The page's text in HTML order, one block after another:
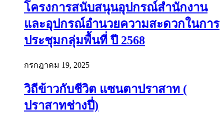
โครงการสนับสนุนอุปกรณ์สำนักงาน
และอุปกรณ์อำนวยความสะดวกในการ
ประชุมกลุ่มพื้นที่ ปี 2568
กรกฎาคม 19, 2025
วิถีข้าวกับชีวิต แซนตาปราสาท (
ปราสาทช่างปี่)